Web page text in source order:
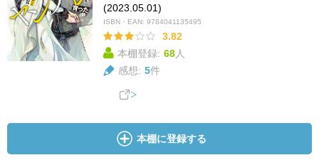
(2023.05.01)
ISBN・EAN: 9784041135495
3.82
本棚登録: 68人
感想: 5件
本棚に登録する